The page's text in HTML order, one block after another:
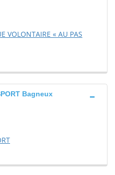
VOLONTAIRE « AU PAS
Bagneux